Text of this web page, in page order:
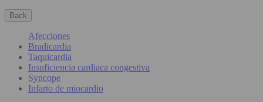
Back
Afecciones
Bradicardia
Taquicardia
Insuficiencia cardiaca congestiva
Syncope
Infarto de miocardio